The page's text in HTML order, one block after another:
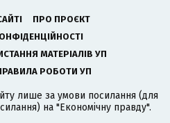
ПРО ПРОЄКТ
МАТЕРІАЛІВ УП
РОБОТИ УП
лише за умови посилання (для
на "Економічну правду".